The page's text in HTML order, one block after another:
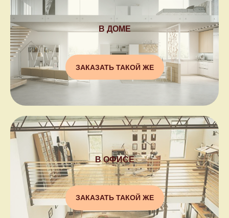
В ДОМЕ
ЗАКАЗАТЬ ТАКОЙ ЖЕ
В ОФИСЕ
ЗАКАЗАТЬ ТАКОЙ ЖЕ